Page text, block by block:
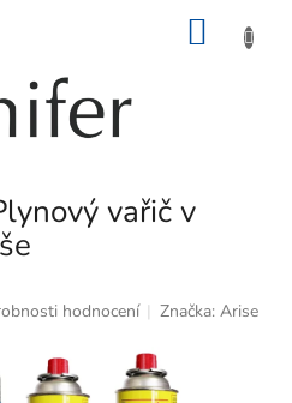
vařič v
hodnocení Značka:Arise